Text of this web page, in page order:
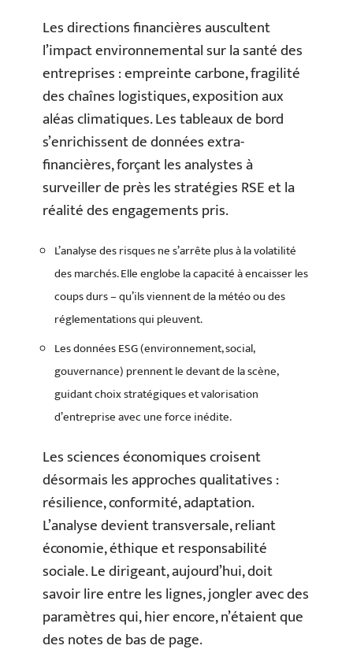
Les directions financières auscultent
l’impact environnemental sur la santé des
entreprises : empreinte carbone, fragilité
des chaînes logistiques, exposition aux
aléas climatiques. Les tableaux de bord
s’enrichissent de données extra-
financières, forçant les analystes à
surveiller de près les stratégies RSE et la
réalité des engagements pris.
L’analyse des risques ne s’arrête plus à la volatilité
des marchés. Elle englobe la capacité à encaisser les
coups durs – qu’ils viennent de la météo ou des
réglementations qui pleuvent.
Les données ESG (environnement, social,
gouvernance) prennent le devant de la scène,
guidant choix stratégiques et valorisation
d’entreprise avec une force inédite.
Les sciences économiques croisent
désormais les approches qualitatives :
résilience, conformité, adaptation.
L’analyse devient transversale, reliant
économie, éthique et responsabilité
sociale. Le dirigeant, aujourd’hui, doit
savoir lire entre les lignes, jongler avec des
paramètres qui, hier encore, n’étaient que
des notes de bas de page.